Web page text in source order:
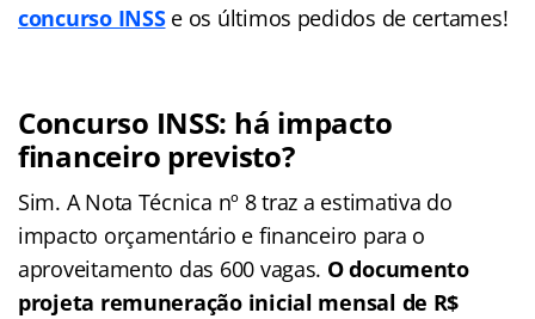
concurso INSSe os últimos pedidos de certames!
Concurso INSS: há impacto
financeiro previsto?
Sim. A Nota Técnica nº 8 traz a estimativa do
impacto orçamentário e financeiro para o
aproveitamento das 600 vagas. O documento
projeta remuneração inicial mensal de R$